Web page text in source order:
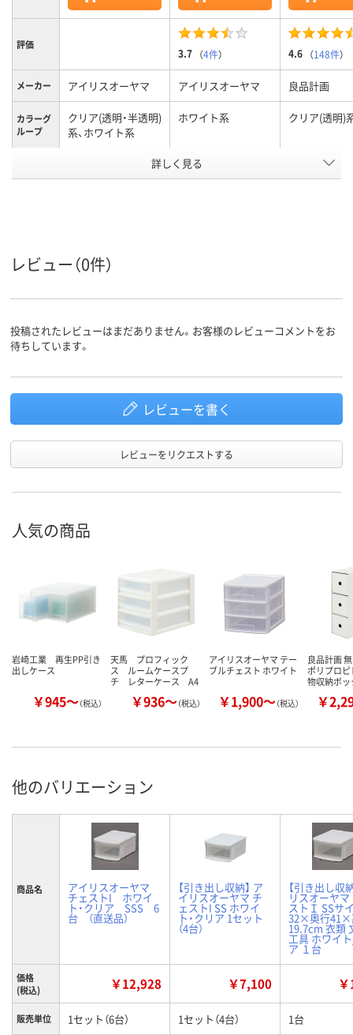
評価
3.7 （4件） 4.6 （148件）
メーカー アイリスオーヤマ アイリスオーヤマ 良品計画
カラーグ
ループ
クリア(透明・半透明)
系、ホワイト系
ホワイト系 クリア(透明)
詳しく見る
レビュー（0件）
投稿されたレビューはまだありません。お客様のレビューコメントをお
待ちしています。
レビューを書く
レビューをリクエストする
人気の商品
岩崎工業 再生PP引き
出しケース
￥945～（税込）
天馬 プロフィック
ス ルームケースプ
チ レターケース A4
￥936～（税込）
アイリスオーヤマ テー
ブルチェスト ホワイト
￥1,900～（税込）
良品計画
ポリプロ
物収納ボッ
￥
他のバリエーション
商品名 アイリスオーヤマ
チェストI ホワイ
ト・クリア SSS 6
台 （直送品）
【引き出し収納】 ア
イリスオーヤマ チ
ェストI SS ホワイ
ト・クリア 1セット
（4台）
【引き出し収
リスオーヤマ
ストＩ SSサ
32×奥行41×
19.7cm 衣類
工具 ホワイ
ア １台
価格
(税込)
￥12,928 ￥7,100
販売単位 1セット（6台） 1セット（4台） 1台